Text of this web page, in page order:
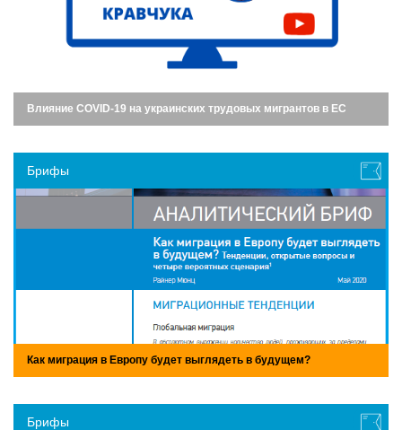
Влияние COVID-19 на украинских трудовых мигрантов в ЕС
Брифы
Как миграция в Европу будет выглядеть в будущем?
Брифы